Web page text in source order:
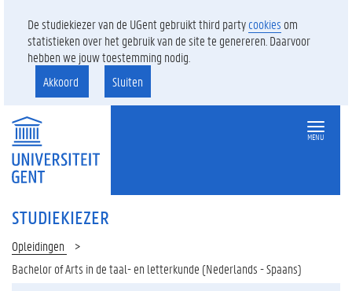
De studiekiezer van de UGent gebruikt third partycookies om
statistieken over het gebruik van de site te genereren. Daarvoor
hebben we jouw toestemming nodig.
Akkoord
Sluiten
MENU
STUDIEKIEZER
Opleidingen
Bachelor of Arts in de taal- en letterkunde (Nederlands - Spaans)